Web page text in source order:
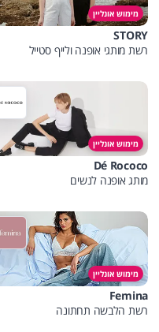
מימוש אונליין
STORY
רשת מותגי אופנה ולייף סטייל
מימוש אונליין
Dé Rococo
מותג אופנה לנשים
מימוש אונליין
Femina
רשת הלבשה תחתונה